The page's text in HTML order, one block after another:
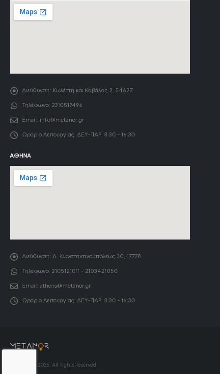
Διεύθυνση: Κωλέττη και Καβάλας 2, 54627
Τηλέφωνο: 2310517496
Email: info@metanor.gr
Ωράριο Λειτουργίας: ΔΕΥ-ΠΑΡ: 8:30 - 16:30
ΑΘΉΝΑ
Διεύθυνση: Λ. Κωνσταντινουπόλεως 30, 17778
Τηλέφωνο: 2105121011 - 2103421050
Email: athens@metanor.gr
Ωράριο Λειτουργίας: ΔΕΥ-ΠΑΡ: 8:30 - 16:30
© Copyright 2025. All Rights Reserved.